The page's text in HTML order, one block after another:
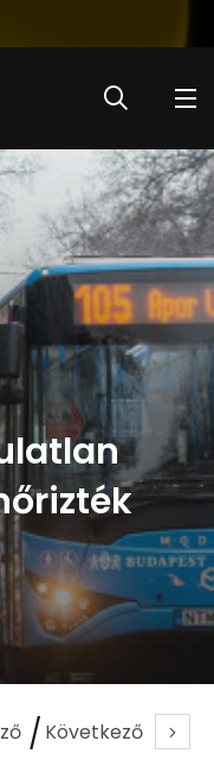
Következő